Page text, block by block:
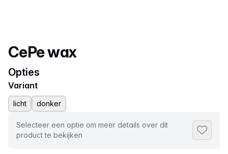
Productnaam
CePe wax
Opties
Variant
licht donker
Selecteer een optie om meer details over dit
product te bekijken